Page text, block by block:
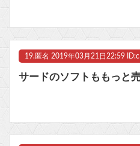
19. 匿名 2019年03月21日22:59
サードのソフトももっと